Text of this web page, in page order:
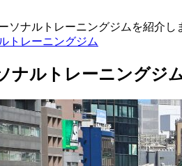
ソナルトレーニングジムを紹介し
トレーニングジム
ナルトレーニング